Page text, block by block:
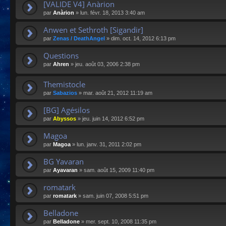
[VALIDE V4] Anàrion
par Anàrion » lun. févr. 18, 2013 3:40 am
Anwen et Sethroth [Sigandir]
par Zenas / DeathAngel » dim. oct. 14, 2012 6:13 pm
Questions
par Ahren » jeu. août 03, 2006 2:38 pm
Themistocle
par Sabazios » mar. août 21, 2012 11:19 am
[BG] Agésilos
par Abyssos » jeu. juin 14, 2012 6:52 pm
Magoa
par Magoa » lun. janv. 31, 2011 2:02 pm
BG Yavaran
par Ayavaran » sam. août 15, 2009 11:40 pm
romatark
par romatark » sam. juin 07, 2008 5:51 pm
Belladone
par Belladone » mer. sept. 10, 2008 11:35 pm